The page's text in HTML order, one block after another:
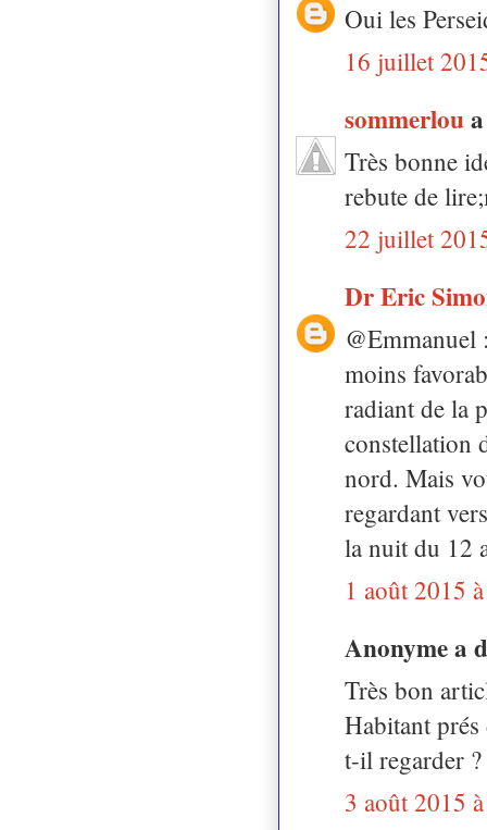
Oui les
16 juillet
sommerlou
Très bonne
rebute de
22 juillet
Dr Eric
@Emmanuel
moins
radiant de la
constellation
nord. Mais
regardant
la nuit du 12
1 août 2015
Anonyme a
Très bon
Habitant
t-il regarder ?
3 août 2015